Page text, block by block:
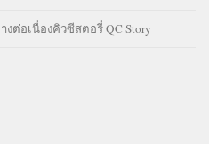
ต่อเนื่องคิวซีสตอรี่ QC Story